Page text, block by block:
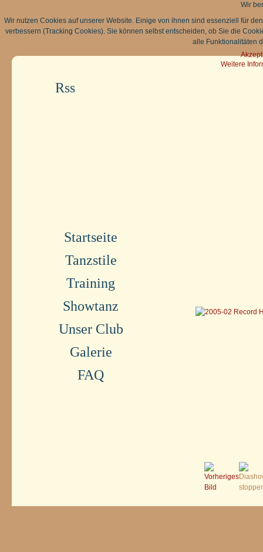
Rss
Startseite
Tanzstile
Training
Showtanz
Unser Club
Galerie
FAQ
Wir
Wir nutzen Cookies auf unserer Website. Einige von ihnen sind essenziell für
verbessern (Tracking Cookies). Sie können selbst entscheiden, ob Sie die
alle Funktionalitäten
Weitere